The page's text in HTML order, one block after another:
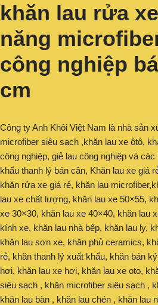
khăn lau rửa
năng
công nghiệp
cm
Công ty Anh Khôi Việt Nam là nhà sản
microfiber siêu sạch ,khăn lau xe ôtô,
công nghiệp, giẻ lau công nghiệp và
khẩu thanh lý bán cân, Khăn lau xe giá
khăn rửa xe giá rẻ, khăn lau
lau xe chất lượng, khăn lau xe 50×55,
xe 30×30, khăn lau xe 40×40, khăn lau
kính xe, khăn lau nhà bếp, khăn lau ly,
khăn lau sơn xe, khăn phủ ceramics,
rẻ, khăn thanh lý xuất khẩu, khăn bán
hơi, khăn lau xe hơi, khăn lau xe oto,
siêu sạch , khăn microfiber siêu sạch ,
khăn lau bàn , khăn lau chén , khăn lau